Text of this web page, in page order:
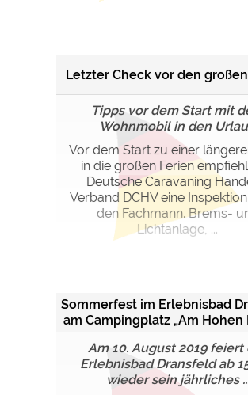
Letzter Check vor den
Tipps vor dem Start mit
Wohnmobil in den
Vor dem Start zu einer
in die großen Ferien
Deutsche Caravaning
Verband DCHV eine
den Fachmann. Brems-
Lichtanlage, ...
Sommerfest im Erlebnisbad
am Campingplatz „Am Hohen
Am 10. August 2019 feiert
Erlebnisbad Dransfeld ab
wieder sein jährliches